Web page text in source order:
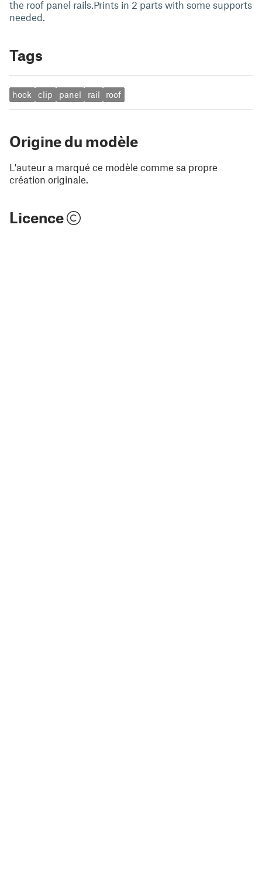
the roof panel rails.Prints in 2 parts with some supports
needed.
Tags
hook clip panel rail roof
Origine du modèle
L'auteur a marqué ce modèle comme sa propre
création originale.
Licence